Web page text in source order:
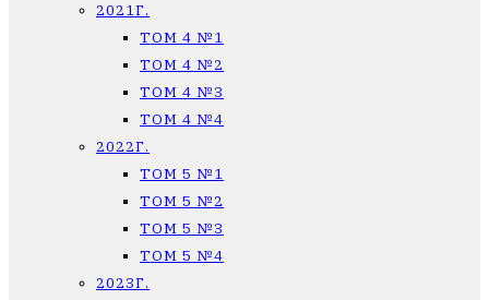
2021Г.
ТОМ 4 №1
ТОМ 4 №2
ТОМ 4 №3
ТОМ 4 №4
2022Г.
ТОМ 5 №1
ТОМ 5 №2
ТОМ 5 №3
ТОМ 5 №4
2023Г.